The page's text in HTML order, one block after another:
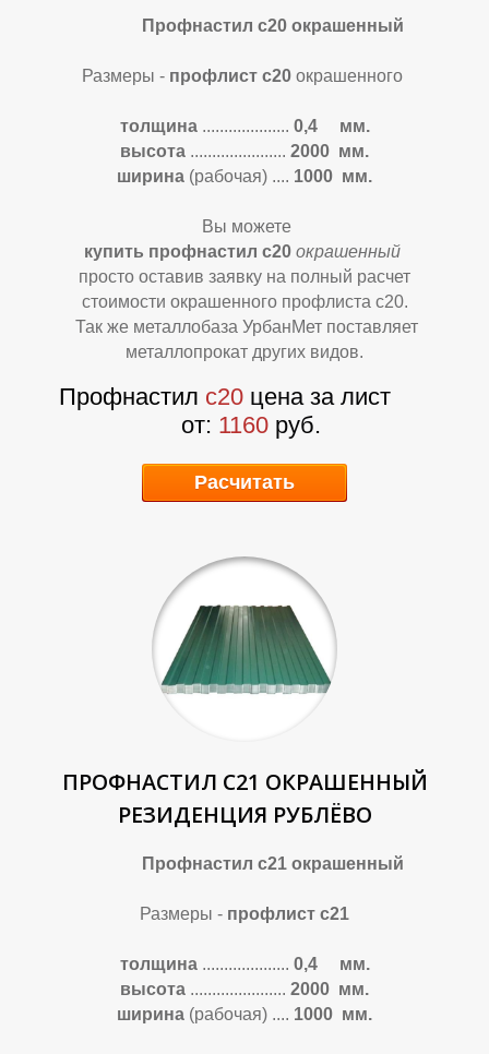
Ф
Т
Профнастил с20 окрашенный
Размеры - профлист с20 окрашенного
толщина.................... 0,4 мм.
высота ...................... 2000 мм.
ширина (рабочая) .... 1000 мм.
Вы можете
купить профнастил с20 окрашенный
просто оставив заявку на полный расчет
стоимости окрашенного профлиста с20.
Так же металлобаза УрбанМет поставляет
металлопрокат других видов.
Профнастил с20 цена за лист
от: 1160 руб.
Расчитать
ПРОФНАСТИЛ С21 ОКРАШЕННЫЙ
РЕЗИДЕНЦИЯ РУБЛЁВО
Профнастил с21 окрашенный
Размеры - профлист с21
толщина .................... 0,4 мм.
высота ...................... 2000 мм.
ширина (рабочая) .... 1000 мм.
Ф
Т